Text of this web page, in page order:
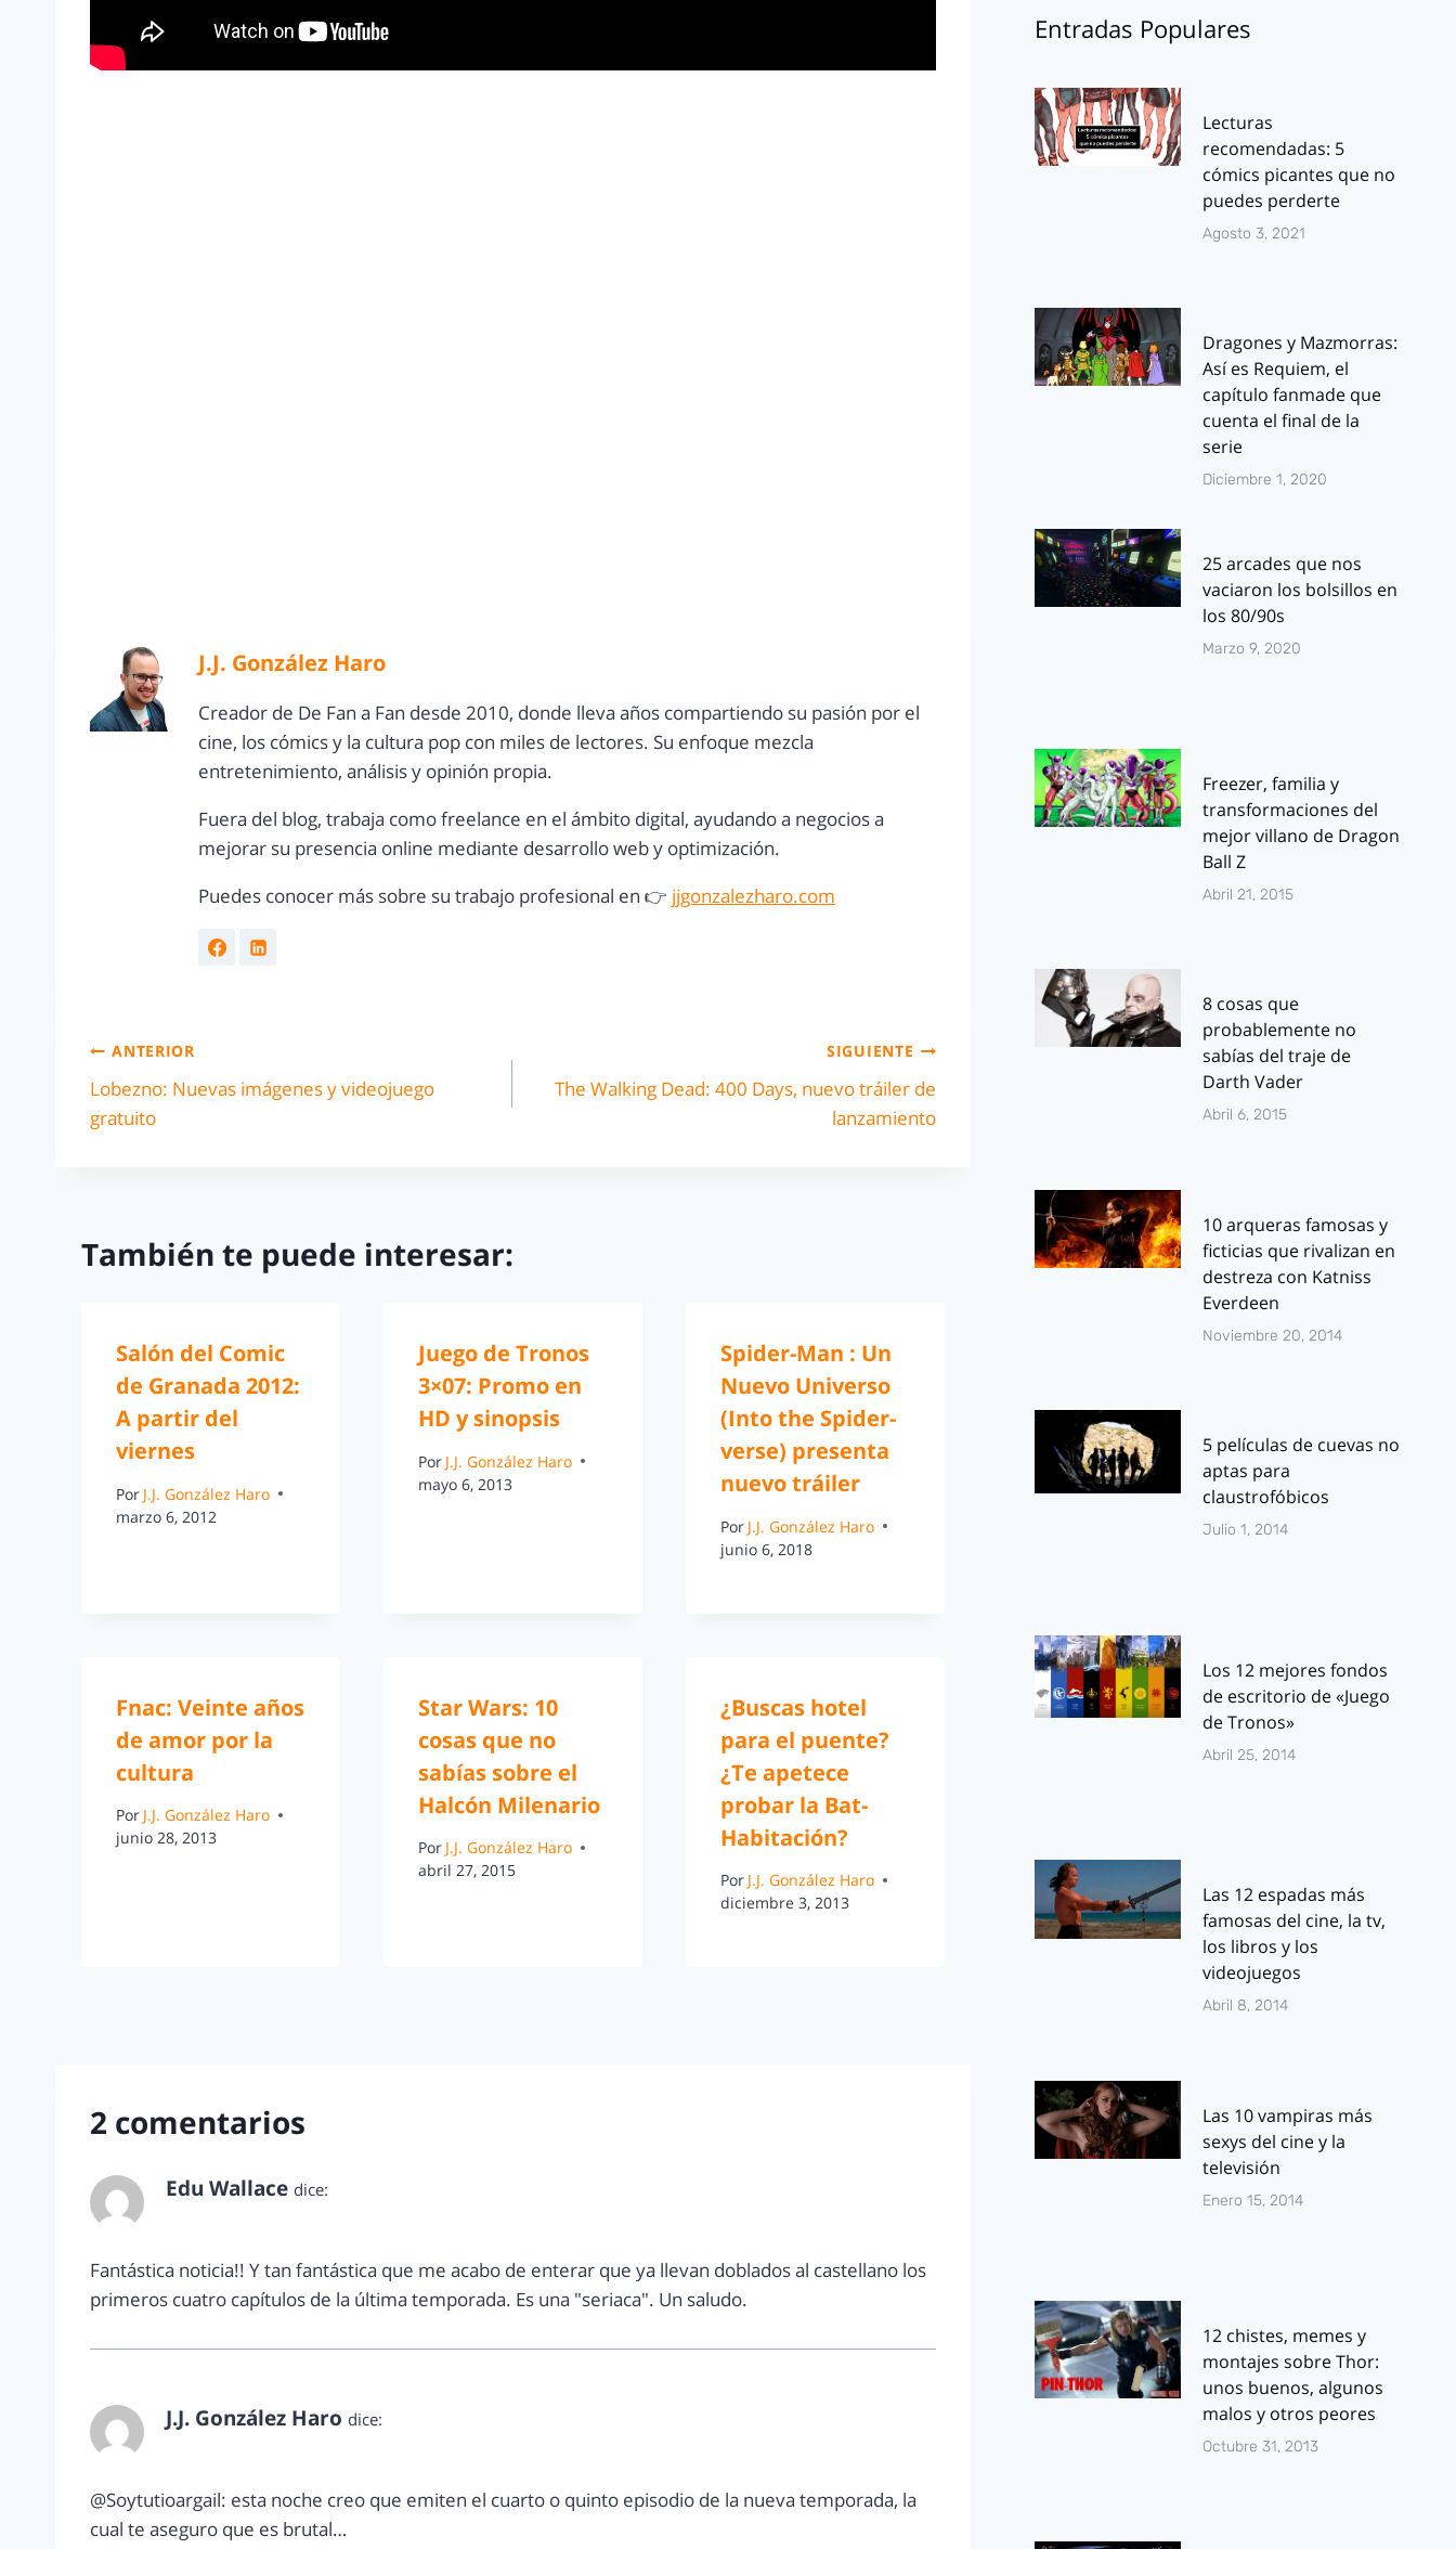
J.J. González Haro
Creador de De Fan a Fan desde 2010, donde lleva años compartiendo su pasión por el
cine, los cómics y la cultura pop con miles de lectores. Su enfoque mezcla
entretenimiento, análisis y opinión propia.
Fuera del blog, trabaja como freelance en el ámbito digital, ayudando a negocios a
mejorar su presencia online mediante desarrollo web y optimización.
Puedes conocer más sobre su trabajo profesional en 👉 jjgonzalezharo.com
ANTERIOR
Lobezno: Nuevas imágenes y videojuego
gratuito
SIGUIENTE
The Walking Dead: 400 Days, nuevo tráiler de
lanzamiento
También te puede interesar:
Salón del Comic
de Granada 2012:
A partir del
viernes
Por J.J. González Haro
marzo 6, 2012
Juego de Tronos
3×07: Promo en
HD y sinopsis
Por J.J. González Haro
mayo 6, 2013
Spider-Man : Un
Nuevo Universo
(Into the Spider-
verse) presenta
nuevo tráiler
Por J.J. González Haro
junio 6, 2018
Fnac: Veinte años
de amor por la
cultura
Por J.J. González Haro
junio 28, 2013
Star Wars: 10
cosas que no
sabías sobre el
Halcón Milenario
Por J.J. González Haro
abril 27, 2015
¿Buscas hotel
para el puente?
¿Te apetece
probar la Bat-
Habitación?
Por J.J. González Haro
diciembre 3, 2013
2 comentarios
Edu Wallace dice:
Fantástica noticia!! Y tan fantástica que me acabo de enterar que ya llevan doblados al castellano los
primeros cuatro capítulos de la última temporada. Es una "seriaca". Un saludo.
J.J. González Haro dice:
@Soytutioargail: esta noche creo que emiten el cuarto o quinto episodio de la nueva temporada, la
cual te aseguro que es brutal…
Entradas Populares
Lecturas
recomendadas: 5
cómics picantes que no
puedes perderte
Agosto 3, 2021
Dragones y Mazmorras:
Así es Requiem, el
capítulo fanmade que
cuenta el final de la
serie
Diciembre 1, 2020
25 arcades que nos
vaciaron los bolsillos en
los 80/90s
Marzo 9, 2020
Freezer, familia y
transformaciones del
mejor villano de Dragon
Ball Z
Abril 21, 2015
8 cosas que
probablemente no
sabías del traje de
Darth Vader
Abril 6, 2015
10 arqueras famosas y
ficticias que rivalizan en
destreza con Katniss
Everdeen
Noviembre 20, 2014
5 películas de cuevas no
aptas para
claustrofóbicos
Julio 1, 2014
Los 12 mejores fondos
de escritorio de «Juego
de Tronos»
Abril 25, 2014
Las 12 espadas más
famosas del cine, la tv,
los libros y los
videojuegos
Abril 8, 2014
Las 10 vampiras más
sexys del cine y la
televisión
Enero 15, 2014
12 chistes, memes y
montajes sobre Thor:
unos buenos, algunos
malos y otros peores
Octubre 31, 2013